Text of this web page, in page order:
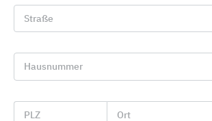
Straße
Hausnummer
PLZ Ort